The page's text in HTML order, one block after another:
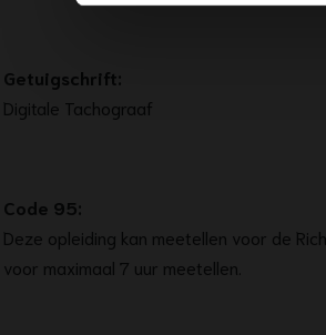
Getuigschrift:
Digitale Tachograaf
Code 95:
Deze opleiding kan meetellen voor de
voor maximaal 7 uur meetellen.